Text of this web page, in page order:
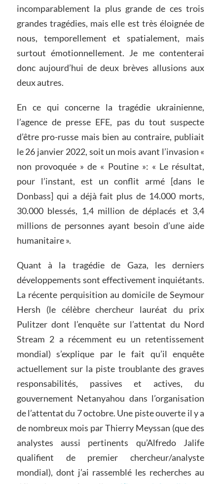
incomparablement la plus grande de ces trois
grandes tragédies, mais elle est très éloignée de
nous, temporellement et spatialement, mais
surtout émotionnellement. Je me contenterai
donc aujourd’hui de deux brèves allusions aux
deux autres.
En ce qui concerne la tragédie ukrainienne,
l’agence de presse EFE, pas du tout suspecte
d’être pro-russe mais bien au contraire, publiait
le 26 janvier 2022, soit un mois avant l’invasion «
non provoquée » de « Poutine »: « Le résultat,
pour l’instant, est un conflit armé [dans le
Donbass] qui a déjà fait plus de 14.000 morts,
30.000 blessés, 1,4 million de déplacés et 3,4
millions de personnes ayant besoin d’une aide
humanitaire ».
Quant à la tragédie de Gaza, les derniers
développements sont effectivement inquiétants.
La récente perquisition au domicile de Seymour
Hersh (le célèbre chercheur lauréat du prix
Pulitzer dont l’enquête sur l’attentat du Nord
Stream 2 a récemment eu un retentissement
mondial) s’explique par le fait qu’il enquête
actuellement sur la piste troublante des graves
responsabilités, passives et actives, du
gouvernement Netanyahou dans l’organisation
de l’attentat du 7 octobre. Une piste ouverte il y a
de nombreux mois par Thierry Meyssan (que des
analystes aussi pertinents qu’Alfredo Jalife
qualifient de premier chercheur/analyste
mondial), dont j’ai rassemblé les recherches au